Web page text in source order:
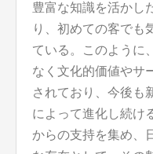
豊富な知識を活かし
り、初めての客でも
ている。このように
なく文化的価値やサ
されており、今後も
によって進化し続け
からの支持を集め、